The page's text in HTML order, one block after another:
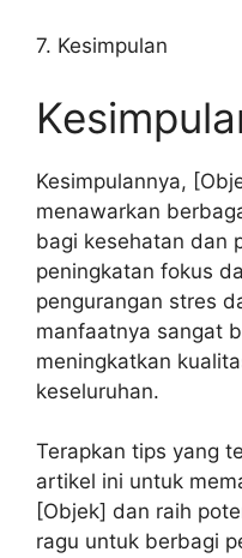
7. Kesimpulan
Kesimpulannya,
menawarkan
bagi kesehatan dan
peningkatan fokus
pengurangan stres
manfaatnya sangat
meningkatkan
keseluruhan.
Terapkan tips yang
artikel ini untuk
[Objek] dan raih
ragu untuk berbagi